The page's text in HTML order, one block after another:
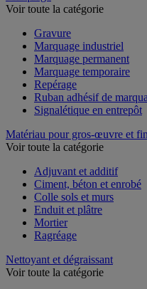
Voir toute la catégorie
Gravure
Marquage industriel
Marquage permanent
Marquage temporaire
Repérage
Ruban adhésif de
Signalétique en entrepôt
Matériau pour gros-œuvre et
Voir toute la catégorie
Adjuvant et additif
Ciment, béton et enrobé
Colle sols et murs
Enduit et plâtre
Mortier
Ragréage
Nettoyant et dégraissant
Voir toute la catégorie